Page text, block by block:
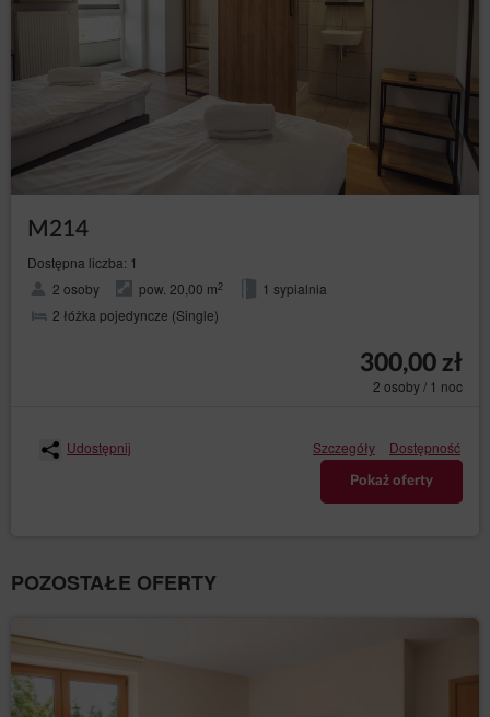
M214
Dostępna liczba: 1
2 osoby
pow. 20,00 m2
1 sypialnia
2 łóżka pojedyncze (Single)
300,00 zł
2 osoby / 1 noc
Udostępnij Szczegóły Dostępność
Pokaż oferty
POZOSTAŁE OFERTY